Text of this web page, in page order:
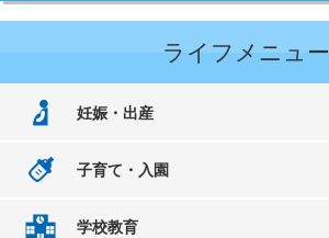
ライフメニュー
妊娠・出産
子育て・入園
学校教育